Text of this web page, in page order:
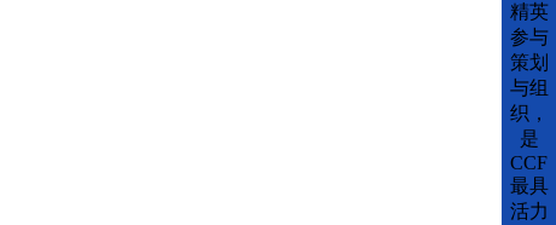
精英
参与
策划
与组
织，
是
CCF
最具
活力